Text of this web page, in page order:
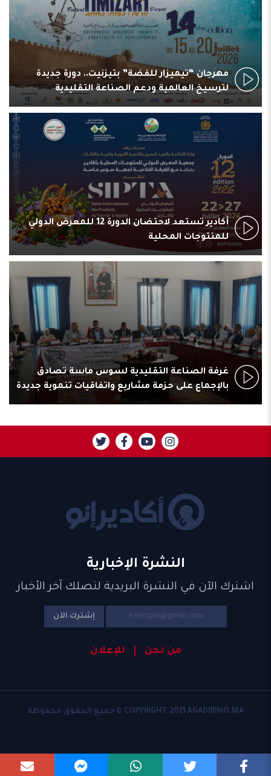
مهرجان “تيميزار للفضة” بتيزنيت.. دورة جديدة
لترسيخ العالمية ودعم الصناعة التقليدية
أكادير تستعد لاحتضان الدورة 12 للمعرض الدولي
للمنتوجات المحلية
غرفة الصناعة التقليدية لسوس ماسة تصادق
بالإجماع على حزمة مشاريع واتفاقيات تنموية جديدة
النشرة الإخبارية
اشترك الآن في النشرة البريدية لتصلك آخر الأخبار
إشترك الآن
من نحن للإعلان
COPYRIGHT 2021 AGADIRINO.MA © جميع الحقوق محفوظة